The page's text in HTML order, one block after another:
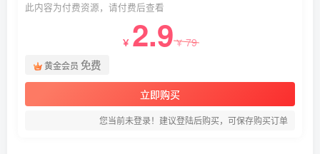
此内容为付费资源，请付费后查看
￥ 2.9￥79
黄金会员 免费
立即购买
您当前未登录！建议登陆后购买，可保存购买订单